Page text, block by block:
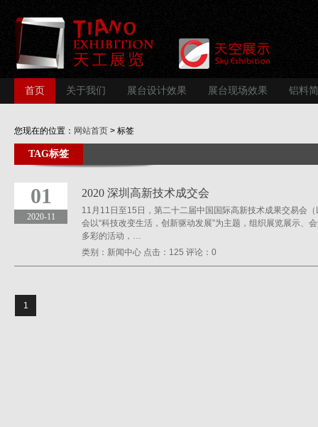
首页 关于我们 展台设计效果 展台现场效果 铝料
您现在的位置： 网站首页 > 标签
TAG标签
01
2020-11
2020 深圳高新技术成交会
11月11日至15日，第二十二届中国国际高新技术成果交易会
会以“科技改变生活，创新驱动发展”为主题，组织展览展示、
多彩的活动，…
类别： 新闻中心 点击： 125 评论： 0
1